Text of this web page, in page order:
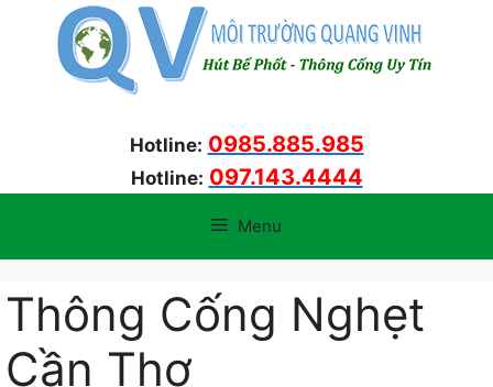
Chuyển
Hotline: 0985.885.985
Hotline: 097.143.4444
Menu
Thông Cống Nghẹt
Cần Thơ